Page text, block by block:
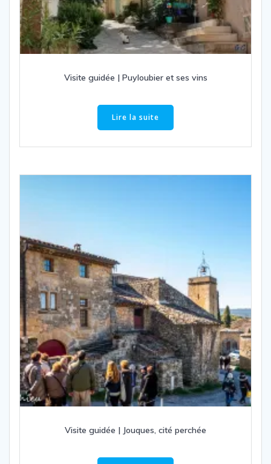
Visite guidée | Puyloubier et ses vins
Lire la suite
Visite guidée | Jouques, cité perchée